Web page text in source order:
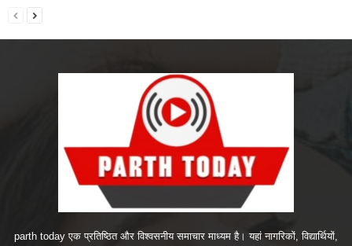
parth today एक प्रतिष्ठित और विश्वसनीय समाचार माध्यम है। यहां नागरिकों, विद्यार्थियों,